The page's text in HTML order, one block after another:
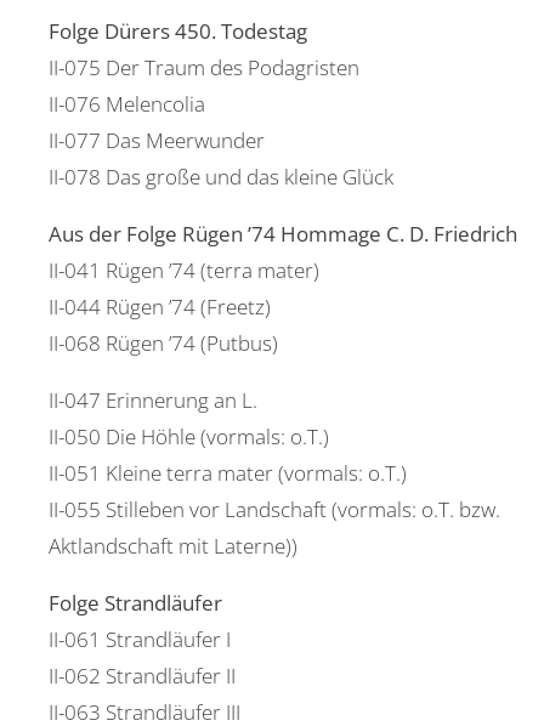
Folge Dürers 450. Todestag
II-075 Der Traum des Podagristen
II-076 Melencolia
II-077 Das Meerwunder
II-078 Das große und das kleine Glück
Aus der Folge Rügen ’74 Hommage C. D. Friedrich
II-041 Rügen ’74 (terra mater)
II-044 Rügen ’74 (Freetz)
II-068 Rügen ’74 (Putbus)
II-047 Erinnerung an L.
II-050 Die Höhle (vormals: o.T.)
II-051 Kleine terra mater (vormals: o.T.)
II-055 Stilleben vor Landschaft (vormals: o.T. bzw.
Aktlandschaft mit Laterne))
Folge Strandläufer
II-061 Strandläufer I
II-062 Strandläufer II
II-063 Strandläufer III